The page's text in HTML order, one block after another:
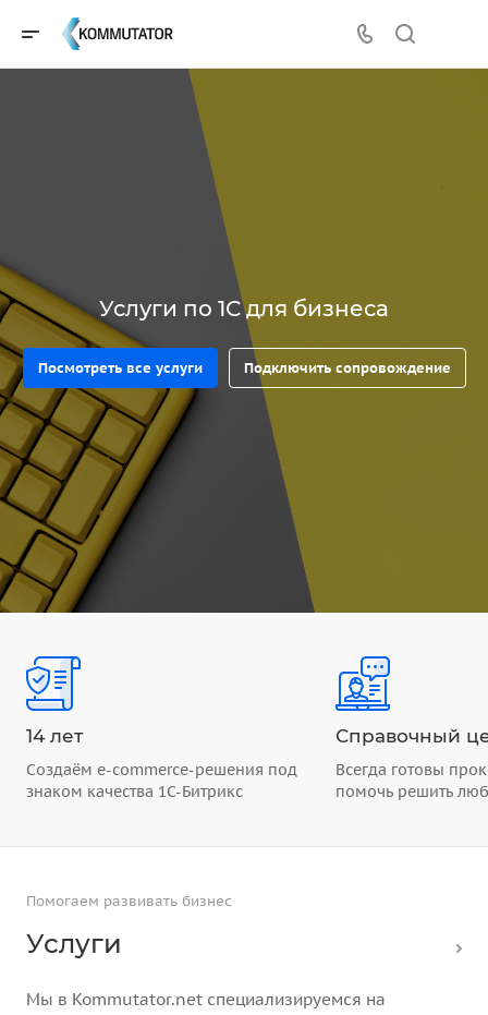
Услуги по 1С для бизнеса
Посмотреть все услуги Подключить сопровождение
14 лет
Создаём e-commerce-решения под
знаком качества 1С-Битрикс
Справочный
Всегда готовы
помочь решить
Помогаем развивать бизнес
Услуги
Мы в Kommutator.net специализируемся на